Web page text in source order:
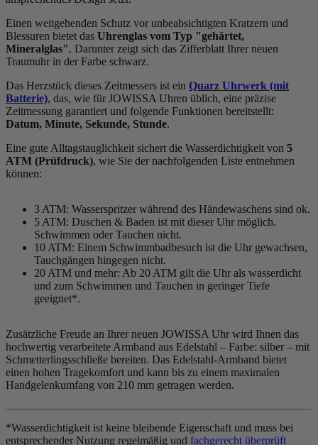
Einen weitgehenden Schutz vor unbeabsichtigten Kratzern und
Blessuren bietet das Uhrenglas vom Typ "gehärtet,
Mineralglas". Darunter zeigt sich das Zifferblatt Ihrer neuen
Traumuhr in der Farbe schwarz.
Das Herzstück dieses Zeitmessers ist ein Quarz Uhrwerk (mit
Batterie), das, wie für JOWISSA Uhren üblich, eine präzise
Zeitmessung garantiert und folgende Funktionen bereitstellt:
Datum, Minute, Sekunde, Stunde.
Eine gute Alltagstauglichkeit sichert die Wasserdichtigkeit von 5
ATM (Prüfdruck), wie Sie der nachfolgenden Liste entnehmen
können:
3 ATM: Wasserspritzer während des Händewaschens sind ok.
5 ATM: Duschen & Baden ist mit dieser Uhr möglich.
Schwimmen oder Tauchen nicht.
10 ATM: Einem Schwimmbadbesuch ist die Uhr gewachsen,
Tauchgängen hingegen nicht.
20 ATM und mehr: Ab 20 ATM gilt die Uhr als wasserdicht
und zum Schwimmen und Tauchen in geringer Tiefe
geeignet*.
Zusätzliche Freude an Ihrer neuen JOWISSA Uhr wird Ihnen das
hochwertig verarbeitete Armband aus Edelstahl – Farbe: silber – mit
Schmetterlingsschließe bereiten. Das Edelstahl-Armband bietet
einen hohen Tragekomfort und kann bis zu einem maximalen
Handgelenkumfang von 210 mm getragen werden.
*Wasserdichtigkeit ist keine bleibende Eigenschaft und muss bei
entsprechender Nutzung regelmäßig und fachgerecht überprüft